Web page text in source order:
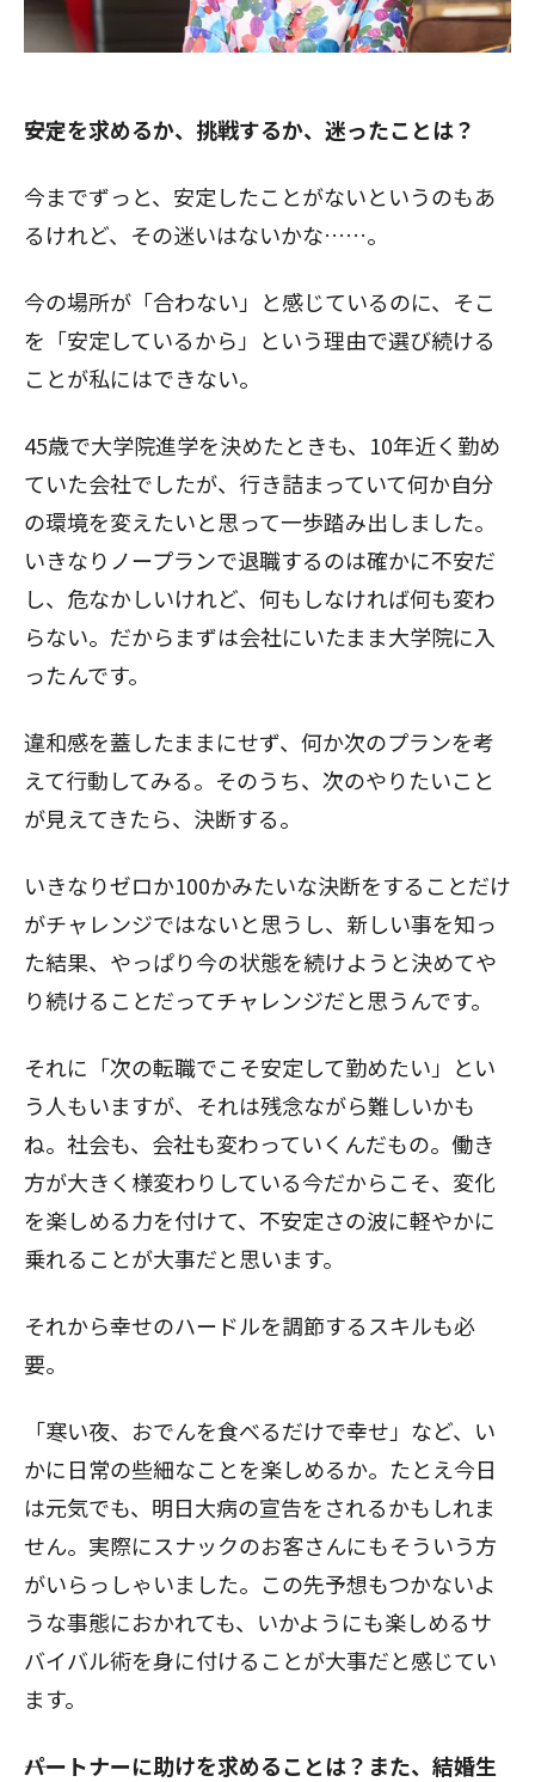
――安定を求めるか、挑戦するか、迷ったことは？
今までずっと、安定したことがないというのもあ
るけれど、その迷いはないかな……。
今の場所が「合わない」と感じているのに、そこ
を「安定しているから」という理由で選び続ける
ことが私にはできない。
45歳で大学院進学を決めたときも、10年近く勤め
ていた会社でしたが、行き詰まっていて何か自分
の環境を変えたいと思って一歩踏み出しました。
いきなりノープランで退職するのは確かに不安だ
し、危なかしいけれど、何もしなければ何も変わ
らない。だからまずは会社にいたまま大学院に入
ったんです。
違和感を蓋したままにせず、何か次のプランを考
えて行動してみる。そのうち、次のやりたいこと
が見えてきたら、決断する。
いきなりゼロか100かみたいな決断をすることだけ
がチャレンジではないと思うし、新しい事を知っ
た結果、やっぱり今の状態を続けようと決めてや
り続けることだってチャレンジだと思うんです。
それに「次の転職でこそ安定して勤めたい」とい
う人もいますが、それは残念ながら難しいかも
ね。社会も、会社も変わっていくんだもの。働き
方が大きく様変わりしている今だからこそ、変化
を楽しめる力を付けて、不安定さの波に軽やかに
乗れることが大事だと思います。
それから幸せのハードルを調節するスキルも必
要。
「寒い夜、おでんを食べるだけで幸せ」など、い
かに日常の些細なことを楽しめるか。たとえ今日
は元気でも、明日大病の宣告をされるかもしれま
せん。実際にスナックのお客さんにもそういう方
がいらっしゃいました。この先予想もつかないよ
うな事態におかれても、いかようにも楽しめるサ
バイバル術を身に付けることが大事だと感じてい
ます。
――パートナーに助けを求めることは？また、結婚生